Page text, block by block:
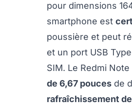
pour dimensions
smartphone est
poussière et peut
et un port USB
SIM. Le Redmi
de 6,67 pouces de
rafraîchissement